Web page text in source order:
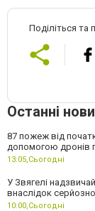
Поділіться та
Останні
87 пожеж від
допомогою дронів
13:05,Сьогодні
У Звягелі
внаслідок
10:00,Сьогодні